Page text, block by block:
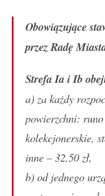
Obowiązujące
przez Radę
Strefa Ia i Ib
a) za każdy
powierzchni: runo
kolekcjonerskie,
inne – 32,50 zł,
b) od jednego